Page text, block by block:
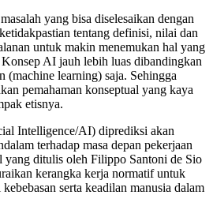
yang bisa diselesaikan dengan
tentang definisi, nilai dan
untuk makin menemukan hal yang
AI jauh lebih luas dibandingkan
(machine learning) saja. Sehingga
pemahaman konseptual yang kaya
etisnya.
Intelligence/AI) diprediksi akan
terhadap masa depan pekerjaan
yang ditulis oleh Filippo Santoni de Sio
kerangka kerja normatif untuk
serta keadilan manusia dalam